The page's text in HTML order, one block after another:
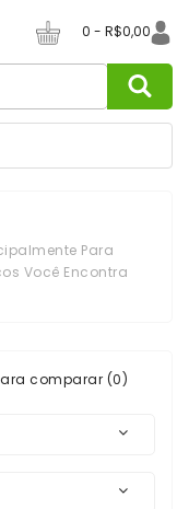
0 - R$0,00
Para
Você Encontra
comparar (0)